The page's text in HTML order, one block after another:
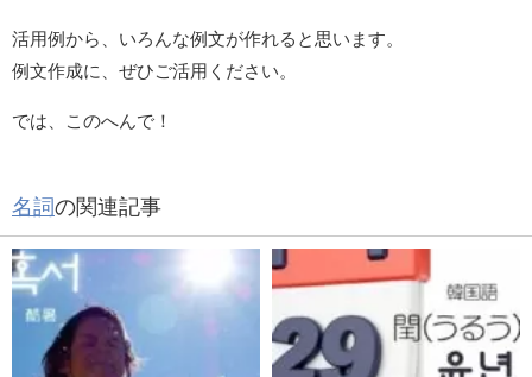
活用例から、いろんな例文が作れると思います。
例文作成に、ぜひご活用ください。
では、このへんで！
名詞の関連記事